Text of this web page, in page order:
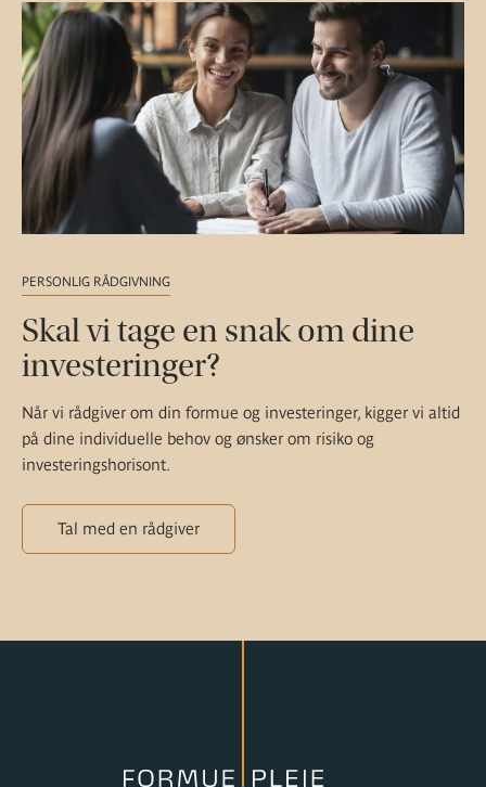
PERSONLIG RÅDGIVNING
Skal vi tage en snak om dine
investeringer?
Når vi rådgiver om din formue og investeringer, kigger vi altid
på dine individuelle behov og ønsker om risiko og
investeringshorisont.
Tal med en rådgiver